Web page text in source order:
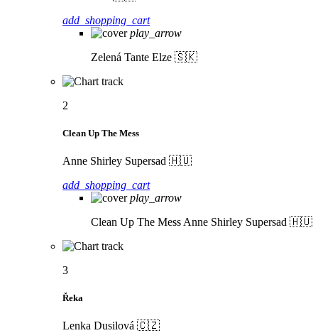
add_shopping_cart
play_arrow
Zelená Tante Elze 🇸🇰
2
Clean Up The Mess
Anne Shirley Supersad 🇭🇺
add_shopping_cart
play_arrow
Clean Up The Mess Anne Shirley Supersad 🇭🇺
3
Řeka
Lenka Dusilová 🇨🇿